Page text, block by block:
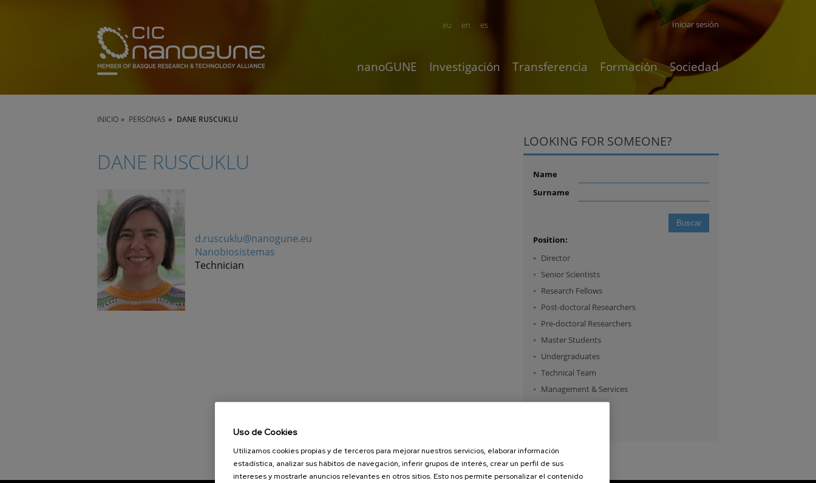
en es
eu Iniciar sesión
nanoGUNE Investigación Transferencia Formación Sociedad
INICIO PERSONAS DANE RUSCUKLU
DANE RUSCUKLU
d.ruscuklu@nanogune.eu
Nanobiosistemas
Technician
LOOKING FOR SOMEONE?
Name
Surname
Position:
Director
Senior Scientists
Research Fellows
Post-doctoral Researchers
Pre-doctoral Researchers
Master Students
Undergraduates
Technical Team
Management & Services
Guest Researchers
Uso de Cookies
Utilizamos cookies propias y de terceros para mejorar nuestros servicios, elaborar información
estadística, analizar sus hábitos de navegación, inferir grupos de interés, crear un perfil de sus
intereses y mostrarle anuncios relevantes en otros sitios. Esto nos permite personalizar el contenido